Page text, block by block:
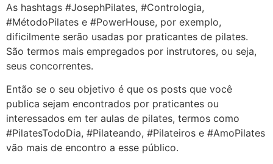
As hashtags #JosephPilates, #Contrologia,
#MétodoPilates e #PowerHouse, por exemplo,
dificilmente serão usadas por praticantes de pilates.
São termos mais empregados por instrutores, ou seja,
seus concorrentes.
Então se o seu objetivo é que os posts que você
publica sejam encontrados por praticantes ou
interessados em ter aulas de pilates, termos como
#PilatesTodoDia, #Pilateando, #Pilateiros e #AmoPilates
vão mais de encontro a esse público.